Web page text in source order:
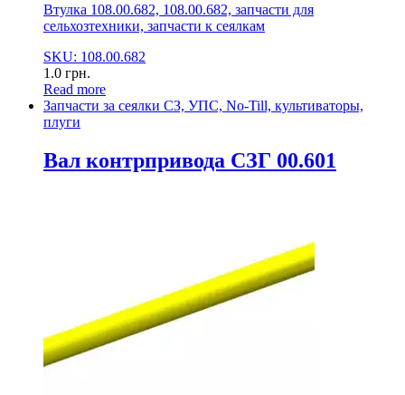
Втулка 108.00.682, 108.00.682, запчасти для
сельхозтехники, запчасти к сеялкам
SKU: 108.00.682
1.0 грн.
Read more
Запчасти за сеялки СЗ, УПС, No-Till, культиваторы,
плуги
Вал контрпривода СЗГ 00.601